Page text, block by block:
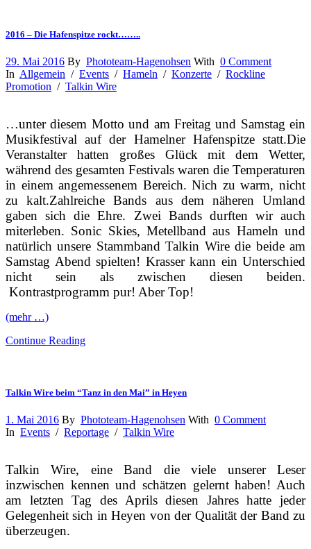
2016 – Die Hafenspitze rockt……..
29. Mai 2016 By Phototeam-Hagenohsen With 0 Comment
In Allgemein / Events / Hameln / Konzerte / Rockline
Promotion / Talkin Wire
…unter diesem Motto und am Freitag und Samstag ein
Musikfestival auf der Hamelner Hafenspitze statt.Die
Veranstalter hatten großes Glück mit dem Wetter,
während des gesamten Festivals waren die Temperaturen
in einem angemessenem Bereich. Nich zu warm, nicht
zu kalt.Zahlreiche Bands aus dem näheren Umland
gaben sich die Ehre. Zwei Bands durften wir auch
miterleben. Sonic Skies, Metellband aus Hameln und
natürlich unsere Stammband Talkin Wire die beide am
Samstag Abend spielten! Krasser kann ein Unterschied
nicht sein als zwischen diesen beiden.
Kontrastprogramm pur! Aber Top!
(mehr …)
Continue Reading
Talkin Wire beim “Tanz in den Mai” in Heyen
1. Mai 2016 By Phototeam-Hagenohsen With 0 Comment
In Events / Reportage / Talkin Wire
Talkin Wire, eine Band die viele unserer Leser
inzwischen kennen und schätzen gelernt haben! Auch
am letzten Tag des Aprils diesen Jahres hatte jeder
Gelegenheit sich in Heyen von der Qualität der Band zu
überzeugen.